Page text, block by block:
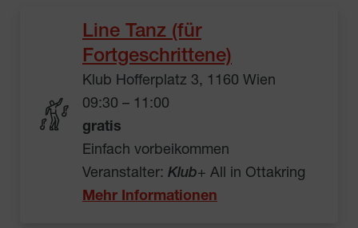
Line Tanz (für
Fortgeschrittene)
Klub Hofferplatz 3, 1160 Wien
09:30 – 11:00
gratis
Einfach vorbeikommen
Veranstalter: Klub+ All in Ottakring
Mehr Informationen